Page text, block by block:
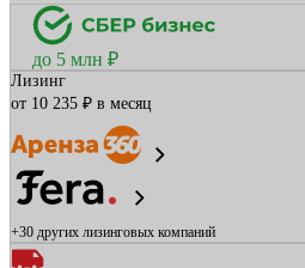
до 5 млн ₽
Лизинг
от 10 235 ₽ в месяц
+30 других лизинговых компаний